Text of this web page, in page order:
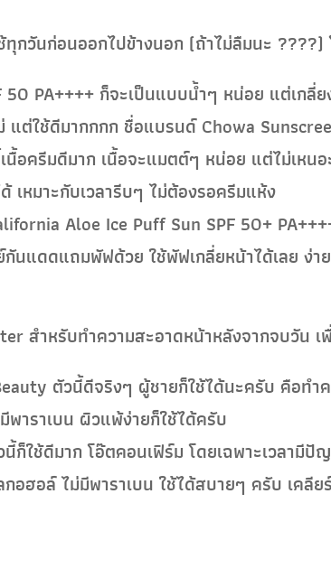
กวันก่อนออกไปข้างนอก (ถ้าไม่ลืมนะ
PA++++ ก็จะเป็นแบบน้ำๆ หน่อย แต่เกลี่ย
ต่ใช้ดีมากกกก ชื่อแบรนด์ Chowa
อครีมดีมาก เนื้อจะแมตต์ๆ หน่อย แต่ไม่เห
หมาะกับเวลารีบๆ ไม่ต้องรอครีมแห้ง
Aloe Ice Puff Sun SPF 50+
นแดดแถมพัฟด้วย ใช้พัฟเกลี่ยหน้าได้เลย ง่า
สำหรับทำความสะอาดหน้าหลังจากจบวัน
ตัวนี้ดีจริงๆ ผู้ชายก็ใช้ได้นะครับ คือทำ
าราเบน ผิวแพ้ง่ายก็ใช้ได้ครับ
ก็ใช้ดีมาก โอ๊ตคอนเฟิร์ม โดยเฉพาะเวลามี
อฮอล์ ไม่มีพาราเบน ใช้ได้สบายๆ ครับ เคลีย